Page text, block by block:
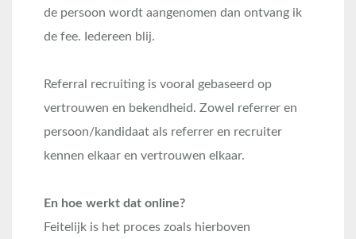
de persoon wordt aangenomen dan ontvang ik
de fee. Iedereen blij.
Referral recruiting is vooral gebaseerd op
vertrouwen en bekendheid. Zowel referrer en
persoon/kandidaat als referrer en recruiter
kennen elkaar en vertrouwen elkaar.
En hoe werkt dat online?
Feitelijk is het proces zoals hierboven